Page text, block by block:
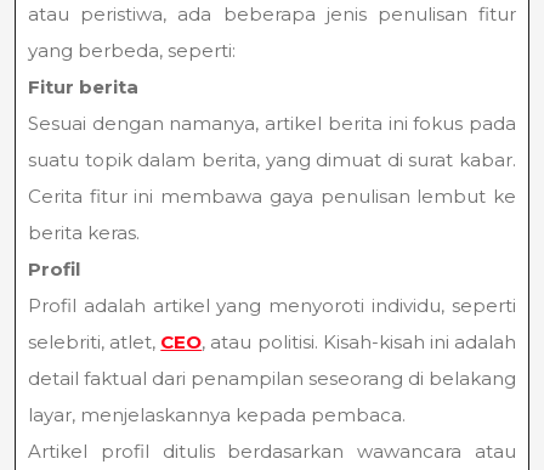
atau peristiwa, ada beberapa jenis penulisan fitur
yang berbeda, seperti:
Fitur berita
Sesuai dengan namanya, artikel berita ini fokus pada
suatu topik dalam berita, yang dimuat di surat kabar.
Cerita fitur ini membawa gaya penulisan lembut ke
berita keras.
Profil
Profil adalah artikel yang menyoroti individu, seperti
selebriti, atlet, CEO, atau politisi. Kisah-kisah ini adalah
detail faktual dari penampilan seseorang di belakang
layar, menjelaskannya kepada pembaca.
Artikel profil ditulis berdasarkan wawancara atau